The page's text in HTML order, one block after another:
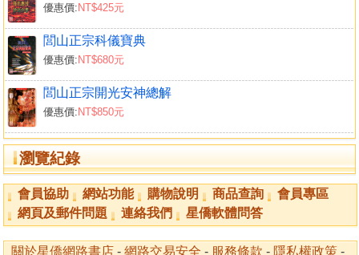
優惠價: NT$425元
閭山正宗科儀寶典
優惠價: NT$680元
閭山正宗開光安神總解
優惠價: NT$850元
瀏覽紀錄
會員協助 網站功能 購物說明 商品查詢
會員專區
網頁及郵件問題
連絡我們 星僑軟體問答
關於星僑網路書店 - 網路交易安全 - 服務條款 - 隱私權政策 -